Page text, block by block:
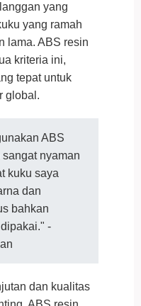
yang
yang ramah
lama. ABS resin
kriteria ini,
tepat untuk
global.
ABS
nyaman
kuku saya
dan
bahkan
-
dan kualitas